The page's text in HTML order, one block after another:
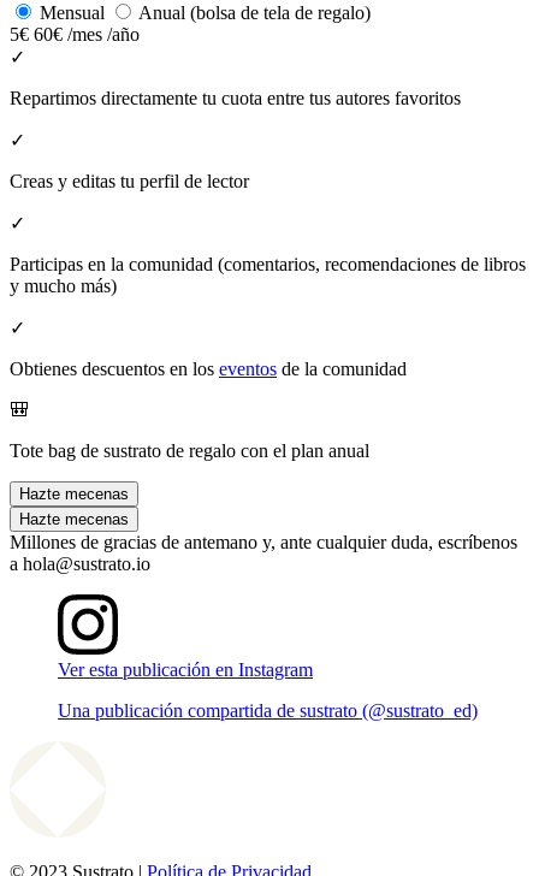
Mensual
Anual (bolsa de tela de regalo)
5€ 60€ /mes /año
✓
Repartimos directamente tu cuota entre tus autores favoritos
✓
Creas y editas tu perfil de lector
✓
Participas en la comunidad (comentarios, recomendaciones de libros
y mucho más)
✓
Obtienes descuentos en los eventos de la comunidad
🎒
Tote bag de sustrato de regalo con el plan anual
Hazte mecenas
Hazte mecenas
Millones de gracias de antemano y, ante cualquier duda, escríbenos
a hola@sustrato.io
Ver esta publicación en Instagram
Una publicación compartida de sustrato (@sustrato_ed)
© 2023 Sustrato | Política de Privacidad